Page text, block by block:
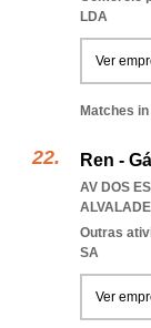
LDA
Ver
Matches
Ren -
AV DOS
Outras
SA
Ver